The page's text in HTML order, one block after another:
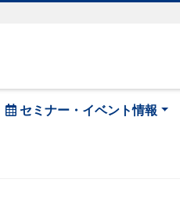
セミナー・イベント情報